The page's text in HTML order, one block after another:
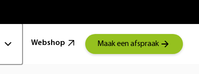
Webshop Maak een afspraak
100 Jaar Schoonenberg